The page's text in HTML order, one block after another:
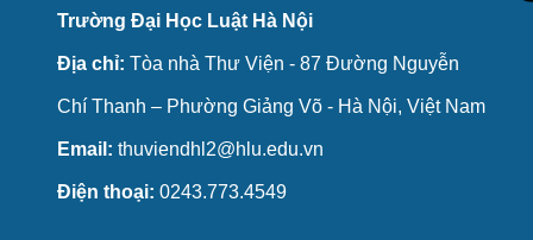
Trường Đại Học Luật Hà Nội
Địa chỉ: Tòa nhà Thư Viện - 87 Đường Nguyễn
Chí Thanh – Phường Giảng Võ - Hà Nội, Việt Nam
Email: thuviendhl2@hlu.edu.vn
Điện thoại: 0243.773.4549